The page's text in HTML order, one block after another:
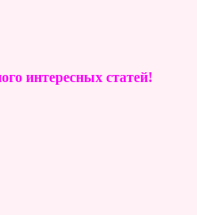
интересных статей!